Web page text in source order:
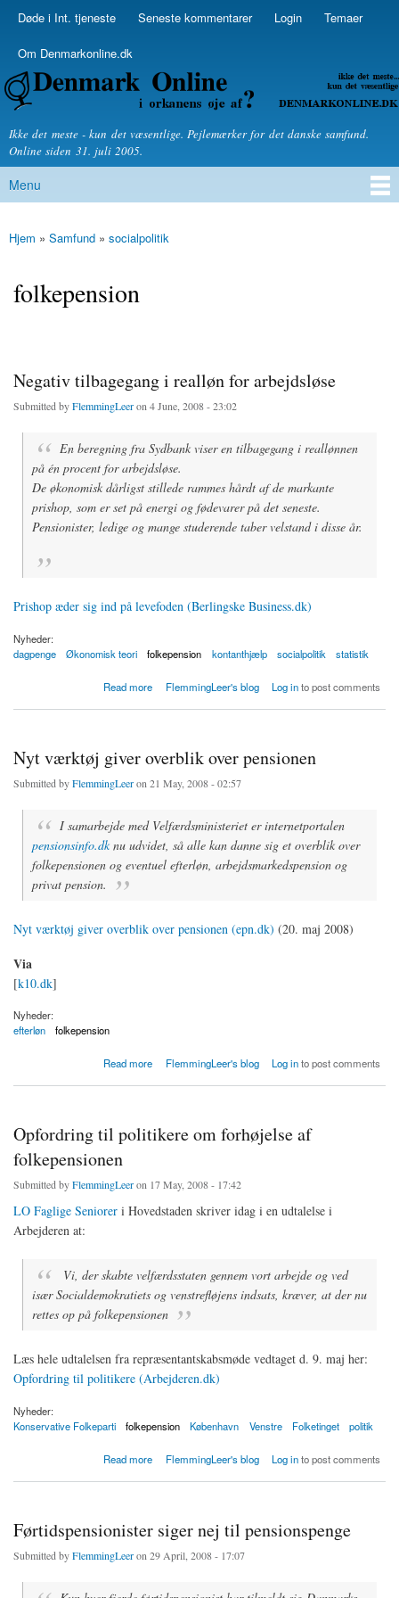
Skip to
Secondary menu
Døde i Int. tjeneste Seneste kommentarer Login Temaer
Om Denmarkonline.dk
Denmarkonline.dk - blognyheder om politik
Ikke det meste - kun det væsentlige. Pejlemærker for det danske samfund.
Online siden 31. juli 2005.
Main menu
Menu
You are here
Hjem » Samfund » socialpolitik
folkepension
Negativ tilbagegang i realløn for arbejdsløse
Submitted byFlemmingLeeron 4 June, 2008 - 23:02
En beregning fra Sydbank viser en tilbagegang i reallønnen
på én procent for arbejdsløse.
De økonomisk dårligst stillede rammes hårdt af de markante
prishop, som er set på energi og fødevarer på det seneste.
Pensionister, ledige og mange studerende taber velstand i disse år.
Prishop æder sig ind på levefoden (Berlingske Business.dk)
Nyheder:
dagpenge
Økonomisk teori folkepension kontanthjælp socialpolitik statistik
Read more
about Negativ tilbagegang i realløn for arbejdsløse
FlemmingLeer's blog Log into post comments
Nyt værktøj giver overblik over pensionen
Submitted byFlemmingLeeron 21 May, 2008 - 02:57
I samarbejde med Velfærdsministeriet er internetportalen
pensionsinfo.dknu udvidet, så alle kan danne sig et overblik over
folkepensionen og eventuel efterløn, arbejdsmarkedspension og
privat pension.
Nyt værktøj giver overblik over pensionen (epn.dk) (20. maj 2008)
Via
[k10.dk]
Nyheder:
efterløn
folkepension
Read more
about Nyt værktøj giver overblik over pensionenFlemmingLeer's blog Log into post comments
Opfordring til politikere om forhøjelse af
folkepensionen
Submitted byFlemmingLeeron 17 May, 2008 - 17:42
LO Faglige Seniorer i Hovedstaden skriver idag i en udtalelse i
Arbejderen at:
Vi, der skabte velfærdsstaten gennem vort arbejde og ved
især Socialdemokratiets og venstrefløjens indsats, kræver, at der nu
rettes op på folkepensionen
Læs hele udtalelsen fra repræsentantskabsmøde vedtaget d. 9. maj her:
Opfordring til politikere (Arbejderen.dk)
Nyheder:
Konservative Folkeparti
folkepension København Venstre Folketinget politik
Read more
about Opfordring til politikere om forhøjelse af folkepensionen
FlemmingLeer's blog Log into post comments
Førtidspensionister siger nej til pensionspenge
Submitted byFlemmingLeeron 29 April, 2008 - 17:07